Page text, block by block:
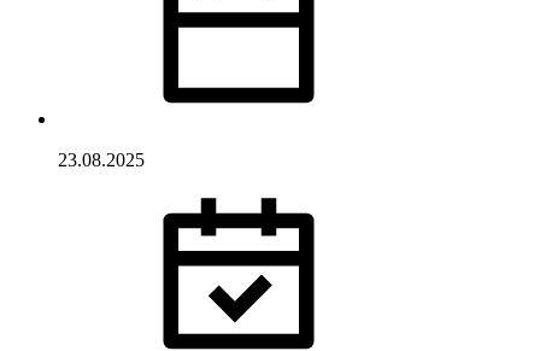
23.08.2025